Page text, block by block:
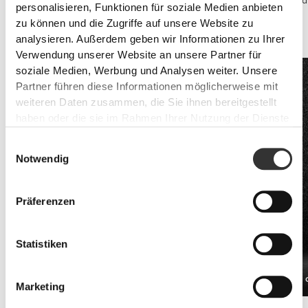
personalisieren, Funktionen für soziale Medien anbieten
zu können und die Zugriffe auf unsere Website zu
analysieren. Außerdem geben wir Informationen zu Ihrer
Verwendung unserer Website an unsere Partner für
soziale Medien, Werbung und Analysen weiter. Unsere
Partner führen diese Informationen möglicherweise mit
weiteren Daten zusammen, die Sie ihnen bereitgestellt
Notwendig
Präferenzen
Statistiken
Marketing
Kalzium, Vitamin D, B-Komplex-Vitamine, Eisen, Zink, Magnesium und
Antioxidantien wie die Vitamine C und E, sowie Beta-Karotin und
Selen.
ZMAN 90